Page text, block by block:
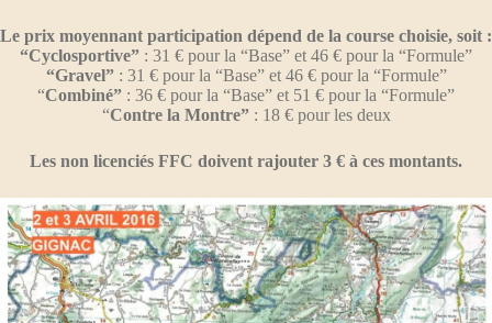
Le prix moyennant participation dépend de la course choisie, soit :
“Cyclosportive” : 31 € pour la “Base” et 46 € pour la “Formule”
“Gravel”: 31 € pour la “Base” et 46 € pour la “Formule”
“Combiné” : 36 € pour la “Base” et 51 € pour la “Formule”
“Contre la Montre”: 18 € pour les deux
Les non licenciés FFC doivent rajouter 3 € à ces montants.